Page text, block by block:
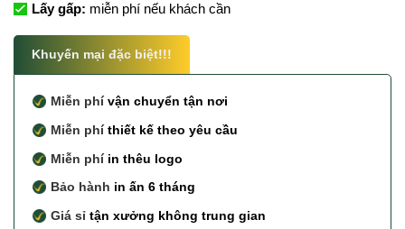
Lấy gấp: miễn phí nếu khách cần
Khuyến mại đặc biệt!!!
Miễn phívận chuyển tận nơi
Miễn phíthiết kế theo yêu cầu
Miễn phíin thêu logo
Bảo hành in ấn 6 tháng
Giá sỉtận xưởng không trung gian